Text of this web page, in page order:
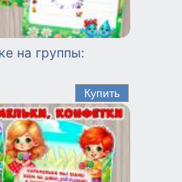
на группы: